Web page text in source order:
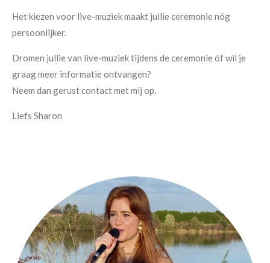
Het kiezen voor live-muziek maakt jullie ceremonie nóg
persoonlijker.
Dromen jullie van live-muziek tijdens de ceremonie óf wil je
graag meer informatie ontvangen?
Neem dan gerust contact met mij op.
Liefs Sharon